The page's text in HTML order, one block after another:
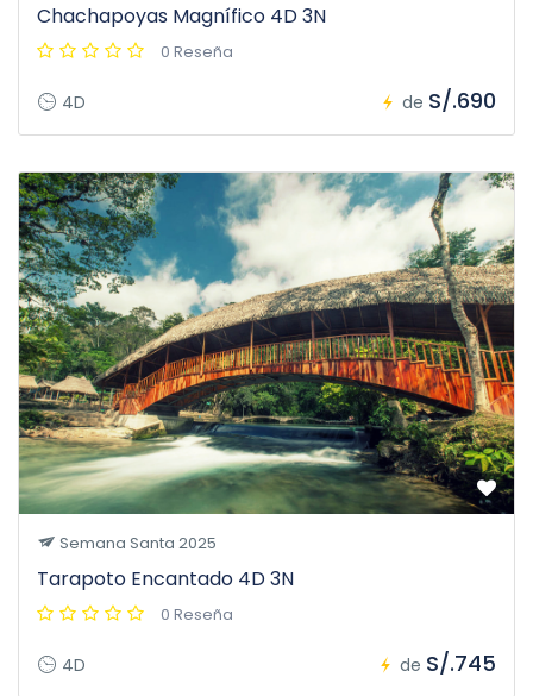
Chachapoyas Magnífico 4D 3N
0 Reseña
4D de S/.690
Semana Santa 2025
Tarapoto Encantado 4D 3N
0 Reseña
4D de S/.745